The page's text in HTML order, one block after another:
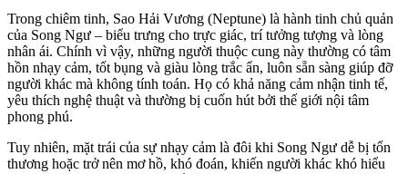
Trong chiêm tinh, Sao Hải Vương (Neptune) là hành tinh chủ quản
của Song Ngư – biểu trưng cho trực giác, trí tưởng tượng và lòng
nhân ái. Chính vì vậy, những người thuộc cung này thường có tâm
hồn nhạy cảm, tốt bụng và giàu lòng trắc ẩn, luôn sẵn sàng giúp đỡ
người khác mà không tính toán. Họ có khả năng cảm nhận tinh tế,
yêu thích nghệ thuật và thường bị cuốn hút bởi thế giới nội tâm
phong phú.
Tuy nhiên, mặt trái của sự nhạy cảm là đôi khi Song Ngư dễ bị tổn
thương hoặc trở nên mơ hồ, khó đoán, khiến người khác khó hiểu